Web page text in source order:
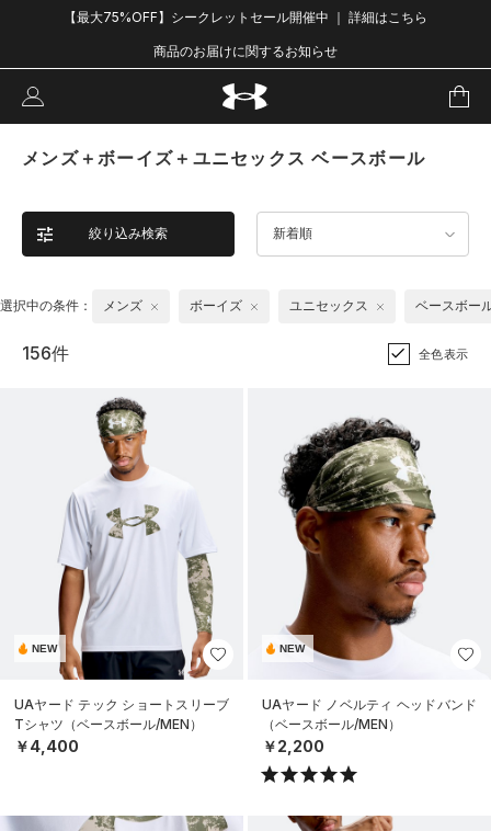
【最大75%OFF】シークレットセール開催中 ｜ 詳細はこちら
商品のお届けに関するお知らせ
メンズ＋ボーイズ＋ユニセックス ベースボール
絞り込み検索 新着順
選択中の条件： メンズ ボーイズ ユニセックス ベースボー
156件 全色表示
NEW
UAヤード テック ショートスリーブ
Tシャツ（ベースボール/MEN）
￥4,400
NEW
UAヤード ノベルティ ヘッドバンド
（ベースボール/MEN）
￥2,200